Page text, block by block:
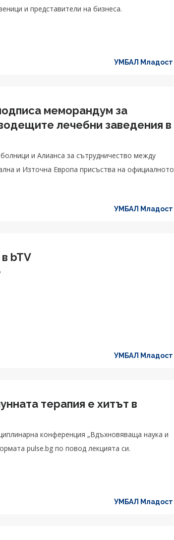
и представители на бизнеса.
УМБАЛ Младост
меморандум за
лечебни заведения в
и Алианса за сътрудничество между
и Източна Европа присъства на официалното
УМБАЛ Младост
bTV
УМБАЛ Младост
терапия е хитът в
конференция „Вдъхновяваща наука и
pulse.bg по повод лекцията си.
УМБАЛ Младост